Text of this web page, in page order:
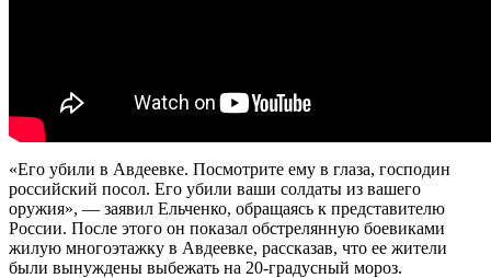
«Его убили в Авдеевке. Посмотрите ему в глаза, господин
российский посол. Его убили ваши солдаты из вашего
оружия», — заявил Ельченко, обращаясь к представителю
России. После этого он показал обстрелянную боевиками
жилую многоэтажку в Авдеевке, рассказав, что ее жители
были вынуждены выбежать на 20-градусный мороз.